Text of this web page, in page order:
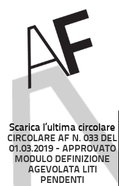
Scarica l’ultima circolare
CIRCOLARE AF N. 033 DEL
01.03.2019 - APPROVATO
MODULO DEFINIZIONE
AGEVOLATA LITI
PENDENTI